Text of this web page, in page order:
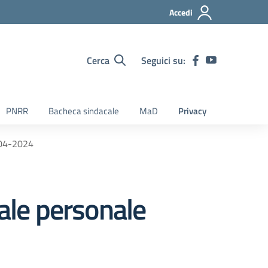
Accedi
Cerca Seguici su:
PNRR Bacheca sindacale MaD Privacy
2024
personale